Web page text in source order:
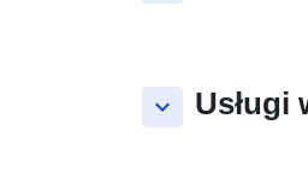
keyboard_arrow_down Usługi